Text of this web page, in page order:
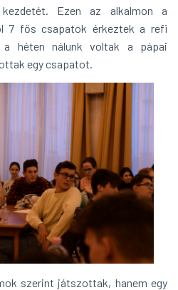
Ezen az alkalmon a
7 fős csapatok érkeztek a refi
a héten nálunk voltak a pápai
egy csapatot.
szerint játszottak, hanem egy